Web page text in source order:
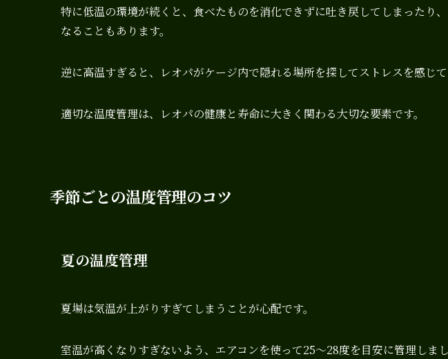
特に低温の環境が続くと、食べたものを消化できずに吐き戻してしまったり
なることもあります。
逆に高温すぎると、レオパがケージ内で隠れる場所を探してストレスを感じて
適切な温度管理は、レオパの健康と寿命に大きく関わる大切な要素です。
季節ごとの温度管理のコツ
夏の温度管理
夏場は気温が上がりすぎてしまうことが心配です。
室温が高くなりすぎないよう、エアコンを使って25～28度を目安に管理しまし